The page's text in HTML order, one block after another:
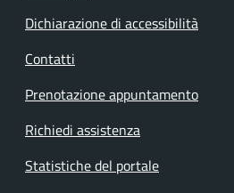
Dichiarazione di accessibilità
Contatti
Prenotazione appuntamento
Richiedi assistenza
Statistiche del portale